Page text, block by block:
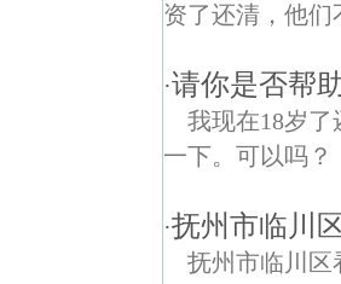
资了还清，他
·请你是否帮
我现在18岁
一下。可以吗？
·抚州市临川
抚州市临川区